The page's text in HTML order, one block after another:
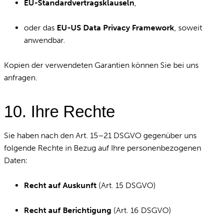
EU-Standardvertragsklauseln,
oder das EU-US Data Privacy Framework, soweit
anwendbar.
Kopien der verwendeten Garantien können Sie bei uns
anfragen.
10. Ihre Rechte
Sie haben nach den Art. 15–21 DSGVO gegenüber uns
folgende Rechte in Bezug auf Ihre personenbezogenen
Daten:
Recht auf Auskunft (Art. 15 DSGVO)
Recht auf Berichtigung (Art. 16 DSGVO)